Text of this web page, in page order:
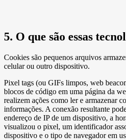
5. O que são essas
Cookies são pequenos arquivos
celular ou outro dispositivo.
Pixel tags (ou GIFs limpos, web
blocos de código em uma página da
realizem ações como ler e armazenar
informações. A conexão resultante
endereço de IP de um dispositivo, a
visualizou o pixel, um identificador
dispositivo e o tipo de navegador em